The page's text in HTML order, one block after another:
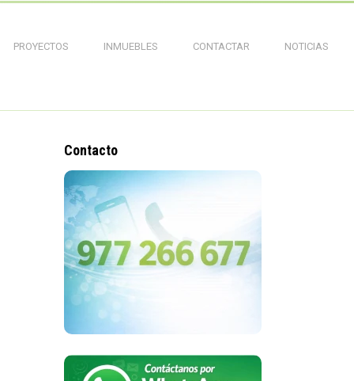
PROYECTOS INMUEBLES CONTACTAR NOTICIAS
Contacto